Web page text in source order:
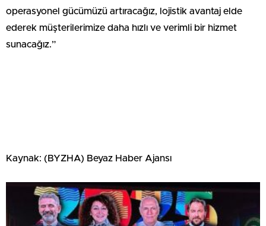
operasyonel gücümüzü artıracağız, lojistik avantaj elde
ederek müşterilerimize daha hızlı ve verimli bir hizmet
sunacağız.”
Kaynak: (BYZHA) Beyaz Haber Ajansı